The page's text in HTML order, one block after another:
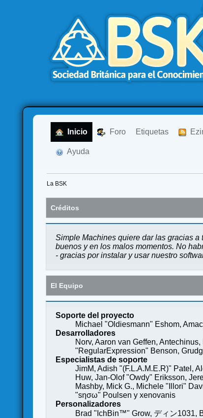
Inicio Foro Etiquetas
Ayuda
La BSK
Créditos
Simple Machines quiere dar las gracias
buenos y en los malos momentos. No
- gracias por instalar y usar nuestro
El Equipo
Soporte del proyecto
Michael "Oldiesmann" Eshom,
Desarrolladores
Norv, Aaron van Geffen,
"RegularExpression" Benson,
Especialistas de soporte
JimM, Adish "(F.L.A.M.E.R)" Patel,
Huw, Jan-Olof "Owdy" Eriksson,
Mashby, Mick G., Michele "Illori"
"sησω" Poulsen y xenovanis
Personalizadores
Brad "IchBin™" Grow, ディン1031,